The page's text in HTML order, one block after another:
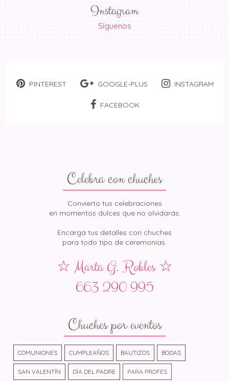
Instagram
Síguenos
PINTEREST GOOGLE-PLUS INSTAGRAM
FACEBOOK
Celebra con chuches
Convierto tus celebraciones
en momentos dulces que no olvidarás.
Encarga tus detalles con chuches
para todo tipo de ceremonias.
☆ Marta G. Robles ☆
663 290 995
Chuches por eventos
COMUNIONES CUMPLEAÑOS BAUTIZOS BODAS
SAN VALENTÍN DÍA DEL PADRE PARA PROFES